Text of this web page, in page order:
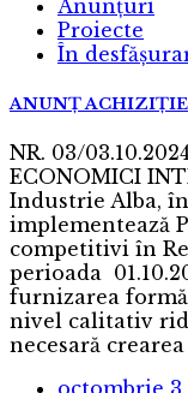
Anunțuri
Proiecte
În
ANUNȚ
NR. 03/
ECONOMICI
Industrie Alba,
implementează
competitivi în
perioada
furnizarea
nivel calitativ
necesară
octombrie